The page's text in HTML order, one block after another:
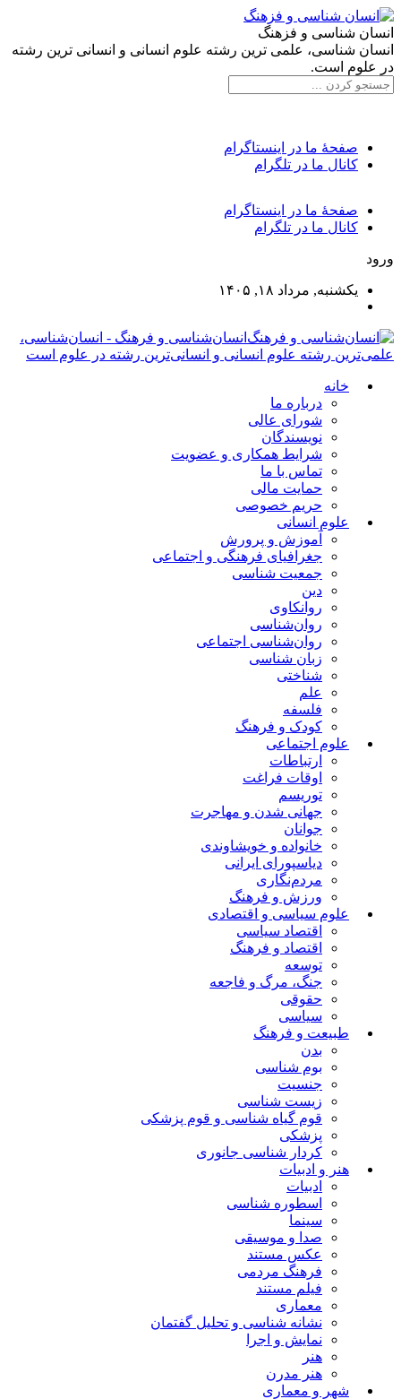
انسان شناسی و فزهنگ
انسان شناسی، علمی ترین رشته علوم انسانی و انسانی ترین رشته
در علوم است.
صفحۀ ما در اینستاگرام
کانال ما در تلگرام
صفحۀ ما در اینستاگرام
کانال ما در تلگرام
ورود
یکشنبه, مرداد ۱۸, ۱۴۰۵
انسان‌شناسی و فرهنگ - انسان‌شناسی،
علمی‌ترین رشته علوم انسانی و انسانی‌ترین رشته در علوم است
خانه
درباره ما
شورای عالی
نویسندگان
شرایط همکاری و عضویت
تماس با ما
حمایت مالی
حریم خصوصی
علوم انسانی
آموزش و پرورش
جغرافیای فرهنگی و اجتماعی
جمعیت شناسی
دین
روانکاوی
روان‌شناسی
روان‌شناسی اجتماعی
زبان شناسی
شناختی
علم
فلسفه
کودک و فرهنگ
علوم اجتماعی
ارتباطات
اوقات فراغت
توریسم
جهانی شدن و مهاجرت
جوانان
خانواده و خویشاوندی
دیاسپورای ایرانی
مردم‌نگاری
ورزش و فرهنگ
علوم سیاسی و اقتصادی
اقتصاد سیاسی
اقتصاد و فرهنگ
توسعه
جنگ، مرگ و فاجعه
حقوقی
سیاسی
طبیعت و فرهنگ
بدن
بوم شناسی
جنسیت
زیست شناسی
قوم گیاه شناسی و قوم پزشکی
پزشکی
کردار شناسی جانوری
هنر و ادبیات
ادبیات
اسطوره شناسی
سینما
صدا و موسیقی
عکس مستند
فرهنگ مردمی
فیلم مستند
معماری
نشانه شناسی و تحلیل گفتمان
نمایش و اجرا
هنر
هنر مدرن
شهر و معماری